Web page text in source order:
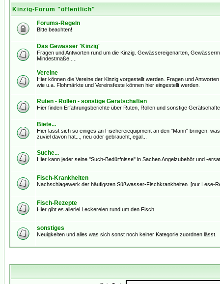
Kinzig-Forum "öffentlich"
Forums-Regeln
Bitte beachten!
Das Gewässer 'Kinzig'
Fragen und Antworten rund um die Kinzig. Gewässereigenarten,
Mindestmaße,....
Vereine
Hier können die Vereine der Kinzig vorgestellt werden. Fragen und
wie u.a. Flohmärkte und Vereinsfeste können hier eingestellt werden.
Ruten - Rollen - sonstige Gerätschaften
Hier finden Erfahrungsberichte über Ruten, Rollen und sonstige
Biete...
Hier lässt sich so einiges an Fischereiequipment an den "Mann" bringen,
zuviel davon hat..., neu oder gebraucht, egal...
Suche...
Hier kann jeder seine "Such-Bedürfnisse" in Sachen Angelzubehör und -
Fisch-Krankheiten
Nachschlagewerk der häufigsten Süßwasser-Fischkrankheiten. [nur Lese-
Fisch-Rezepte
Hier gibt es allerlei Leckereien rund um den Fisch.
sonstiges
Neuigkeiten und alles was sich sonst noch keiner Kategorie zuordnen lässt.